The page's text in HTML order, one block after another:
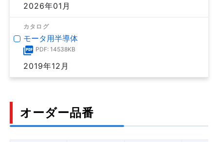
2026年01月
カタログ
モータ用半導体
PDF: 14538KB
2019年12月
オーダー品番